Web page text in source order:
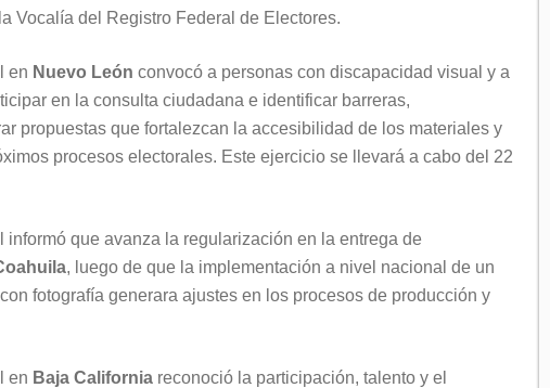
Vocalía del Registro Federal de Electores.
en Nuevo León convocó a personas con discapacidad visual y a
en la consulta ciudadana e identificar barreras,
propuestas que fortalezcan la accesibilidad de los materiales y
procesos electorales. Este ejercicio se llevará a cabo del 22
informó que avanza la regularización en la entrega de
, luego de que la implementación a nivel nacional de un
fotografía generara ajustes en los procesos de producción y
en Baja California reconoció la participación, talento y el